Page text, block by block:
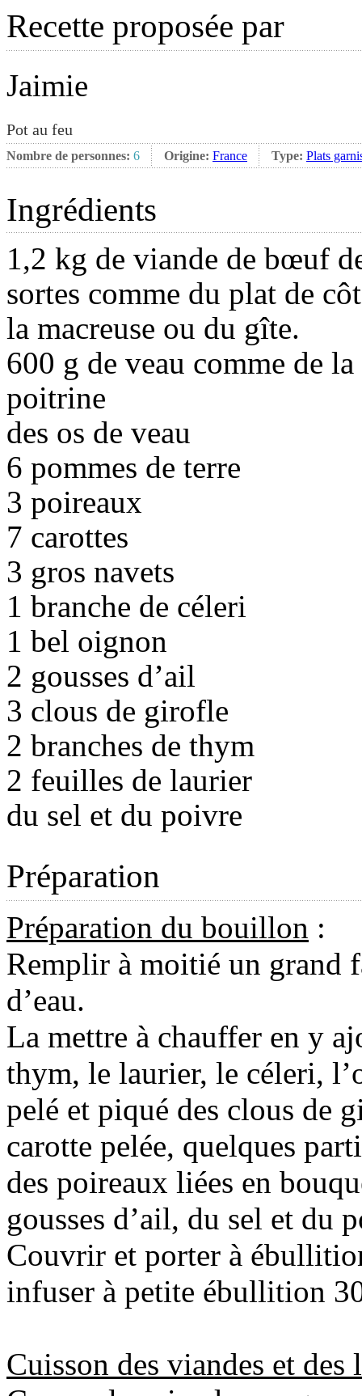
Recette proposée par
Jaimie
Pot au feu
Nombre de personnes: 6 Origine: France Type: Plats
Ingrédients
1,2 kg de viande de bœuf
sortes comme du plat de
la macreuse ou du gîte.
600 g de veau comme de la
poitrine
des os de veau
6 pommes de terre
3 poireaux
7 carottes
3 gros navets
1 branche de céleri
1 bel oignon
2 gousses d’ail
3 clous de girofle
2 branches de thym
2 feuilles de laurier
du sel et du poivre
Préparation
Préparation du bouillon :
Remplir à moitié un grand
d’eau.
La mettre à chauffer en y
thym, le laurier, le céleri,
pelé et piqué des clous de
carotte pelée, quelques
des poireaux liées en
gousses d’ail, du sel et du
Couvrir et porter à
infuser à petite ébullition
Cuisson des viandes et des